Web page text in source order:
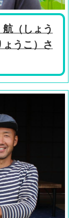
（しょう
うこ）さ